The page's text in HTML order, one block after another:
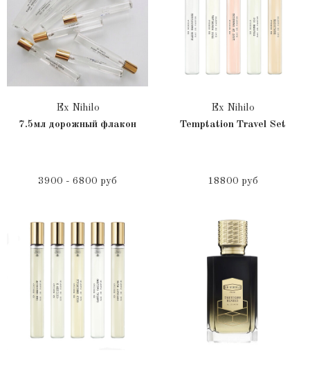
Ex Nihilo
7.5мл дорожный флакон
3900 - 6800 руб
Ex Nihilo
Temptation Travel Set
18800 руб